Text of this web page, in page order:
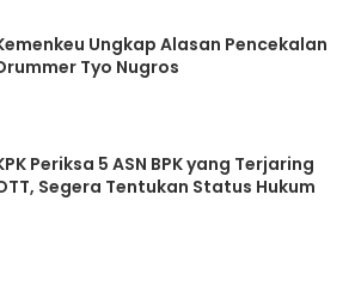
Ungkap Alasan Pencekalan
Tyo Nugros
Periksa 5 ASN BPK yang Terjaring
Segera Tentukan Status Hukum